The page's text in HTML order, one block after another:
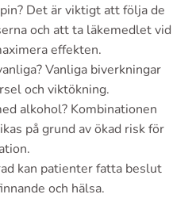
Det är viktigt att följa de
och att ta läkemedlet vid
effekten.
Vanliga biverkningar
och viktökning.
alkohol? Kombinationen
på grund av ökad risk för
kan patienter fatta beslut
och hälsa.